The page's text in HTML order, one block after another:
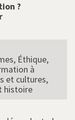
?
Éthique,
à
et cultures,
histoire